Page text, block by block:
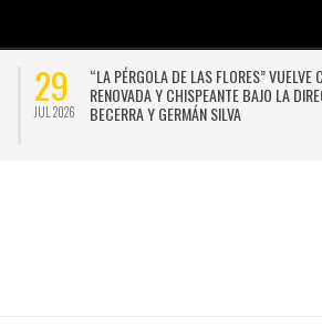
29
JUL 2026
“LA PÉRGOLA DE LAS FLORES” VUELVE
RENOVADA Y CHISPEANTE BAJO LA
BECERRA Y GERMÁN SILVA